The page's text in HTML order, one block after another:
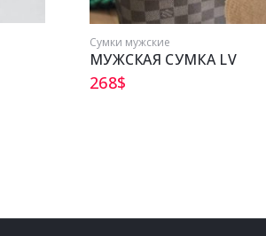
Сумки мужские
МУЖСКАЯ СУМКА LV
268$